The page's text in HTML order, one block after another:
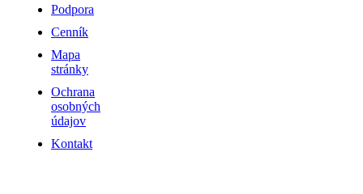
Podpora
Cenník
Mapa
stránky
Ochrana
osobných
údajov
Kontakt